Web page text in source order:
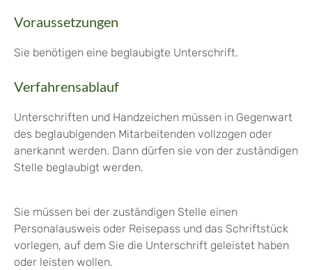
Voraussetzungen
Sie benötigen eine beglaubigte Unterschrift.
Verfahrensablauf
Unterschriften und Handzeichen müssen in Gegenwart
des beglaubigenden Mitarbeitenden vollzogen oder
anerkannt werden. Dann dürfen sie von der zuständigen
Stelle beglaubigt werden.
Sie müssen bei der zuständigen Stelle einen
Personalausweis oder Reisepass und das Schriftstück
vorlegen, auf dem Sie die Unterschrift geleistet haben
oder leisten wollen.